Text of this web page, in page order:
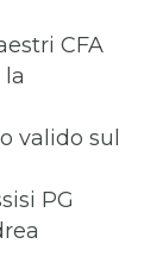
CFA
valido sul
PG